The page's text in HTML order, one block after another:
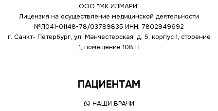
ООО "МК ИЛМАРИ"
Лицензия на осуществление медицинской деятельности
№Л041-01148-78/03789835 ИНН: 7802949692
г. Санкт- Петербург, ул. Манчестерская, д. 5, корпус 1, строение
1, помещение 108 Н
ПАЦИЕНТАМ
НАШИ ВРАЧИ